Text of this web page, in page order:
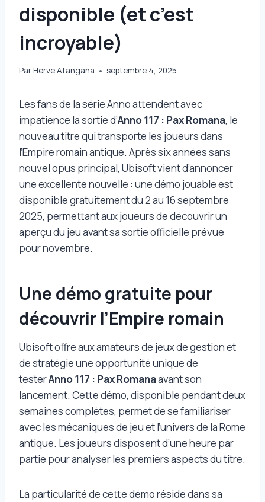
disponible (et c’est
incroyable)
ParHerve Atangana septembre 4, 2025
Les fans de la série Anno attendent avec
impatience la sortie d’Anno 117 : Pax Romana, le
nouveau titre qui transporte les joueurs dans
l’Empire romain antique. Après six années sans
nouvel opus principal, Ubisoft vient d’annoncer
une excellente nouvelle : une démo jouable est
disponible gratuitement du 2 au 16 septembre
2025, permettant aux joueurs de découvrir un
aperçu du jeu avant sa sortie officielle prévue
pour novembre.
Une démo gratuite pour
découvrir l’Empire romain
Ubisoft offre aux amateurs de jeux de gestion et
de stratégie une opportunité unique de
testerAnno 117 : Pax Romanaavant son
lancement. Cette démo, disponible pendant deux
semaines complètes, permet de se familiariser
avec les mécaniques de jeu et l’univers de la Rome
antique. Les joueurs disposent d’une heure par
partie pour analyser les premiers aspects du titre.
La particularité de cette démo réside dans sa